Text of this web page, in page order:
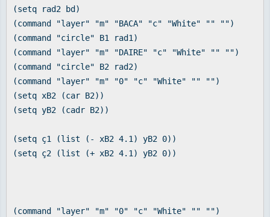
(setq rad2 bd)
(command "layer" "m" "BACA" "c" "White" "" "")
(command "circle" B1 rad1)
(command "layer" "m" "DAIRE" "c" "White" "" "")
(command "circle" B2 rad2)
(command "layer" "m" "0" "c" "White" "" "")
(setq xB2 (car B2))
(setq yB2 (cadr B2))
(setq ç1 (list (- xB2 4.1) yB2 0))
(setq ç2 (list (+ xB2 4.1) yB2 0))
(command "layer" "m" "0" "c" "White" "" "")